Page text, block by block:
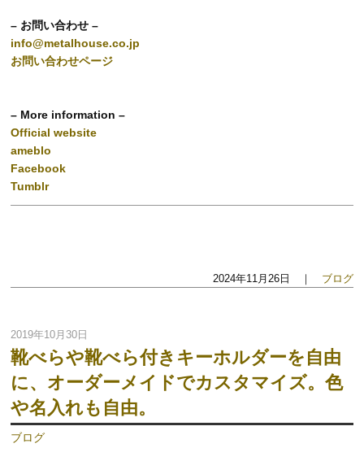
– お問い合わせ –
info@metalhouse.co.jp
お問い合わせページ
– More information –
Official website
ameblo
Facebook
Tumblr
2024年11月26日 ｜ ブログ
2019年10月30日
靴べらや靴べら付きキーホルダーを自由
に、オーダーメイドでカスタマイズ。色
や名入れも自由。
ブログ